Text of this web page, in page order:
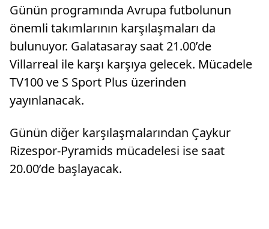
Günün programında Avrupa futbolunun
önemli takımlarının karşılaşmaları da
bulunuyor. Galatasaray saat 21.00’de
Villarreal ile karşı karşıya gelecek. Mücadele
TV100 ve S Sport Plus üzerinden
yayınlanacak.
Günün diğer karşılaşmalarından Çaykur
Rizespor-Pyramids mücadelesi ise saat
20.00’de başlayacak.